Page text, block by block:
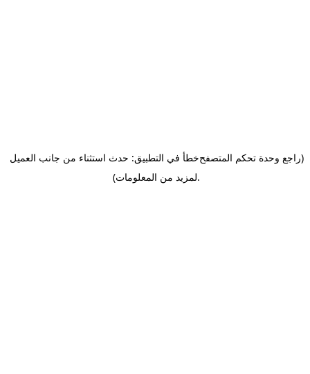
خطأ في التطبيق: حدث استثناء من جانب العميل(راجع وحدة تحكم المتصفح
لمزيد من المعلومات).